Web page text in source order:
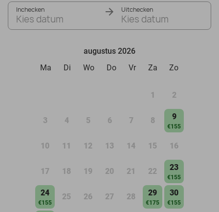
Inchecken
Kies datum
Uitchecken
Kies datum
augustus 2026
Ma
Di Wo Do Vr Za Zo
1 2
3 4 5 6 7 8 9
€155
10 11 12 13 14 15 16
17 18 19 20 21 22 23
€155
24
€155
25 26 27 28 29
€175
30
€155